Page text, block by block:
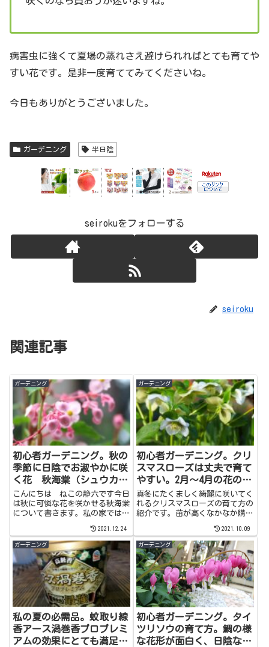
病害虫に強くて夏場の蒸れさえ避けられればとても育てや
すい花です。是非一度育ててみてくださいね。
今日もありがとうございました。
ガーデニング 半日陰
seirokuをフォローする
seiroku
関連記事
ガーデニング
初心者ガーデニング。秋の
季節に日陰でお淑やかに咲
く花 秋海棠（シュウカイ
ドウ）日陰の庭にはおすす
めです。
こんにちは ねこの静六です今日
は秋に可憐な花を咲かせる秋海棠
について書きます。私の家では暑
秋海棠が咲き始めました。秋海棠
はベゴニアの仲間ですが、簡単で
冬の寒さにも耐えてくれるのでお
すすめです。和の雰囲気のある
花...
2021.12.24
ガーデニング
初心者ガーデニング。クリ
スマスローズは丈夫で育て
やすい。2月～4月の花の少
ない庭を華やかに演出して
くれます。
真冬にたくましく綺麗に咲いてく
れるクリスマスローズの育て方の
紹介です。苗が高くなかなか購入
とても育てやすいです。是非チャ
レンジしてみてくださいね。
2021.10.09
ガーデニング
私の夏の必需品。蚊取り線
香アース渦巻香プロプレミ
アムの効果にとても満足し
ガーデニング
初心者ガーデニング。タイ
ツリソウの育て方。鯛の様
な花形が面白く、日陰なら